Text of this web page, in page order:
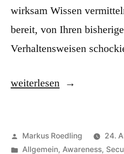
wirksam Wissen
bereit, von Ihren
Verhaltensweisen
„
e
weiterlesen
Veröffentlicht
von
Markus Roedling
24.
Veröffentlicht
Allgemein, Awareness,